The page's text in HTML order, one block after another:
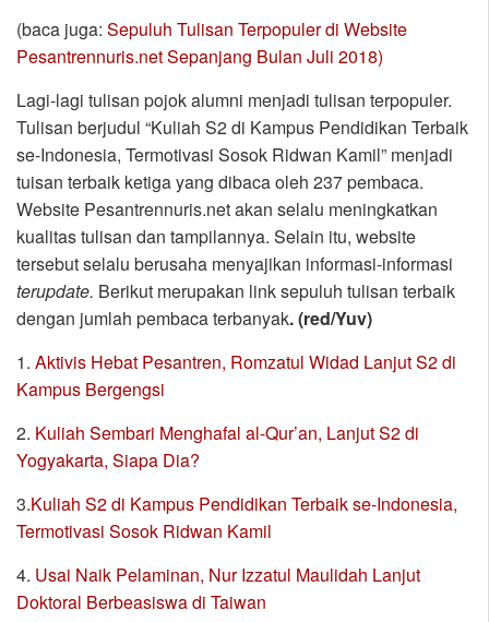
(baca juga: Sepuluh Tulisan Terpopuler di Website
Pesantrennuris.net Sepanjang Bulan Juli 2018)
Lagi-lagi tulisan pojok alumni menjadi tulisan terpopuler.
Tulisan berjudul “Kuliah S2 di Kampus Pendidikan Terbaik
se-Indonesia, Termotivasi Sosok Ridwan Kamil” menjadi
tuisan terbaik ketiga yang dibaca oleh 237 pembaca.
Website Pesantrennuris.net akan selalu meningkatkan
kualitas tulisan dan tampilannya. Selain itu, website
tersebut selalu berusaha menyajikan informasi-informasi
terupdate. Berikut merupakan link sepuluh tulisan terbaik
dengan jumlah pembaca terbanyak. (red/Yuv)
1. Aktivis Hebat Pesantren, Romzatul Widad Lanjut S2 di
Kampus Bergengsi
2. Kuliah Sembari Menghafal al-Qur’an, Lanjut S2 di
Yogyakarta, Siapa Dia?
3.Kuliah S2 di Kampus Pendidikan Terbaik se-Indonesia,
Termotivasi Sosok Ridwan Kamil
4. Usai Naik Pelaminan, Nur Izzatul Maulidah Lanjut
Doktoral Berbeasiswa di Taiwan